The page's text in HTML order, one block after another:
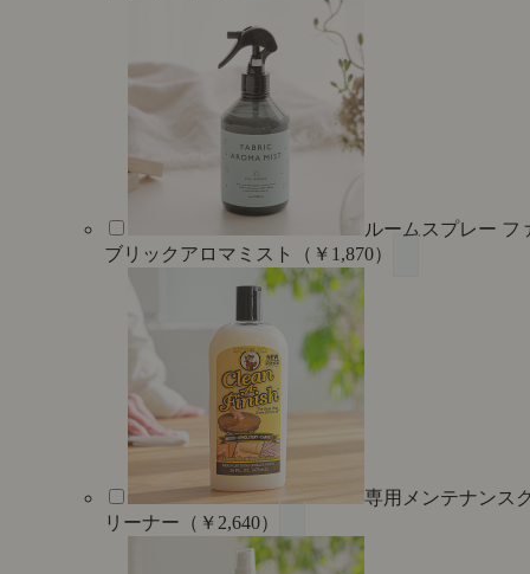
ルームスプレー フ
ブリックアロマミスト（￥1,870）
専用メンテナンス
リーナー（￥2,640）